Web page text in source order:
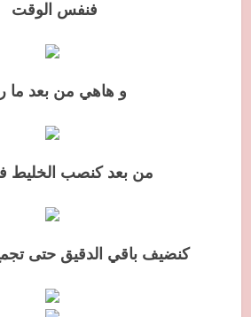
فنفس الوقت
و هاهي من بعد ما
من بعد كنصب الخليط
كنضيف باقي الدقيق حتى تجمع